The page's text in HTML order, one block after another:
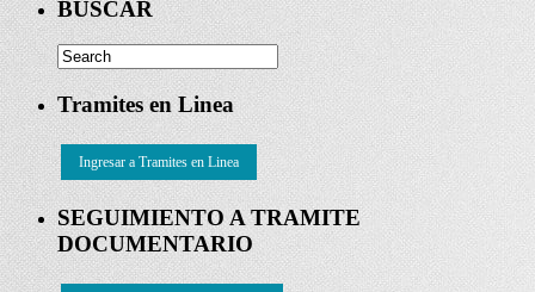
BUSCAR
Tramites en Linea
Ingresar a Tramites en Linea
SEGUIMIENTO A TRAMITE
DOCUMENTARIO